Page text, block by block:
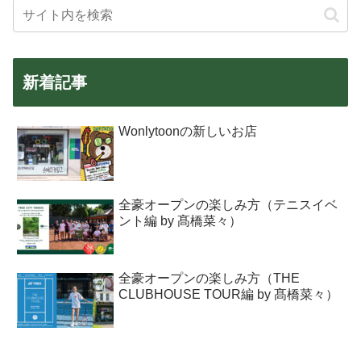
新着記事
Wonlytoonの新しいお店
全豪オープンの楽しみ方（テニスイベ
ント編 by 髙橋菜々）
全豪オープンの楽しみ方（THE
CLUBHOUSE TOUR編 by 髙橋菜々）